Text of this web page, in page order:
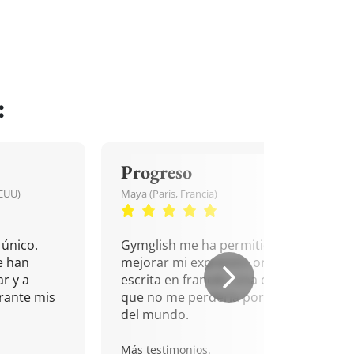
han
y a
mis
Progreso
Maya (París, Francia)
Gymglish me ha permitido
mejorar mi expresión oral y
escrita en francés. Una cita
que no me perdería por nada
del mundo.
Más testimonios.